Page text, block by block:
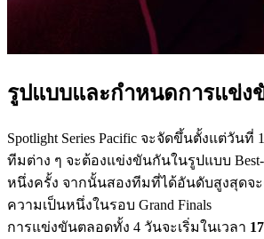
รูปแบบและกำหนดการแข่ง
Spotlight Series Pacific จะจัดขึ้นตั้งแต่วันที่
ทีมต่าง ๆ จะต้องแข่งขันกันในรูปแบบ
หนึ่งครั้ง จากนั้นสองทีมที่ได้อันดับสูงสุดจ
ความเป็นหนึ่งในรอบ Grand Finals
การแข่งขันตลอดทั้ง 4 วันจะเริ่มในเวลา